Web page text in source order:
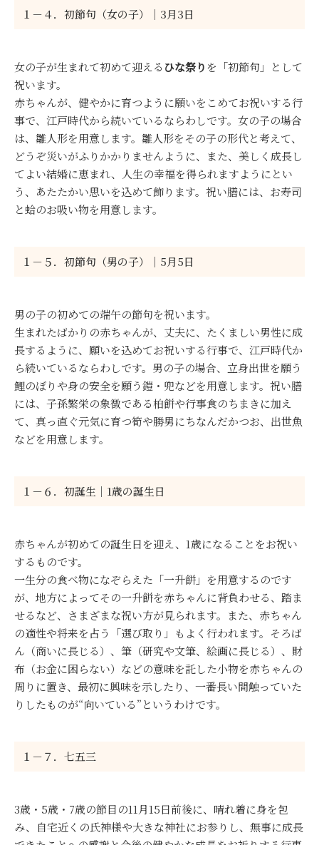
１－４．初節句（女の子）｜3月3日
女の子が生まれて初めて迎える ひな祭りを「初節句」として
祝います。
赤ちゃんが、健やかに育つように願いをこめてお祝いする行
事で、江戸時代から続いているならわしです。女の子の場合
は、雛人形を用意します。雛人形をその子の形代と考えて、
どうぞ災いがふりかかりませんように、また、美しく成長し
てよい結婚に恵まれ、人生の幸福を得られますようにとい
う、あたたかい思いを込めて飾ります。祝い膳には、お寿司
と蛤のお吸い物を用意します。
１－５．初節句（男の子）｜5月5日
男の子の初めての端午の節句を祝います。
生まれたばかりの赤ちゃんが、丈夫に、たくましい男性に成
長するように、願いを込めてお祝いする行事で、江戸時代か
ら続いているならわしです。男の子の場合、立身出世を願う
鯉のぼりや身の安全を願う鎧・兜などを用意します。祝い膳
には、子孫繁栄の象徴である柏餅や行事食のちまきに加え
て、真っ直ぐ元気に育つ筍や勝男にちなんだかつお、出世魚
などを用意します。
１－６．初誕生｜1歳の誕生日
赤ちゃんが初めての誕生日を迎え、1歳になることをお祝い
するものです。
一生分の食べ物になぞらえた「一升餅」を用意するのです
が、地方によってその一升餅を赤ちゃんに背負わせる、踏ま
せるなど、さまざまな祝い方が見られます。また、赤ちゃん
の適性や将来を占う「選び取り」もよく行われます。そろば
ん（商いに長じる）、筆（研究や文筆、絵画に長じる）、財
布（お金に困らない）などの意味を託した小物を赤ちゃんの
周りに置き、最初に興味を示したり、一番長い間触っていた
りしたものが“向いている”というわけです。
１－７．七五三
3歳・5歳・7歳の節目の11月15日前後に、晴れ着に身を包
み、自宅近くの氏神様や大きな神社にお参りし、無事に成長